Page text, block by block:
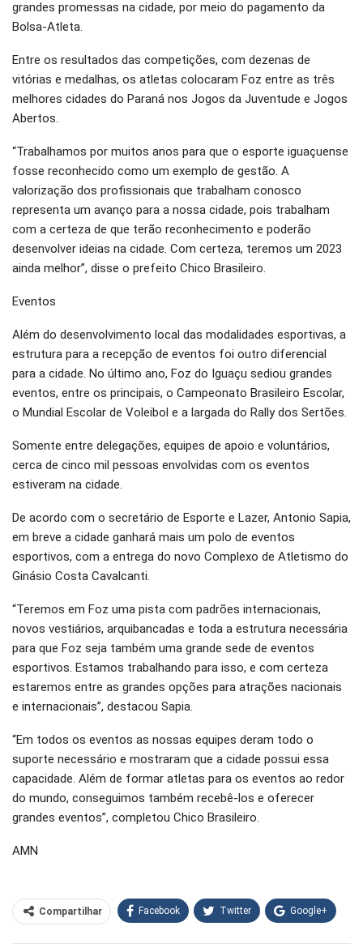
grandes promessas na cidade, por meio do pagamento da
Bolsa-Atleta.
Entre os resultados das competições, com dezenas de
vitórias e medalhas, os atletas colocaram Foz entre as três
melhores cidades do Paraná nos Jogos da Juventude e Jogos
Abertos.
“Trabalhamos por muitos anos para que o esporte iguaçuense
fosse reconhecido como um exemplo de gestão. A
valorização dos profissionais que trabalham conosco
representa um avanço para a nossa cidade, pois trabalham
com a certeza de que terão reconhecimento e poderão
desenvolver ideias na cidade. Com certeza, teremos um 2023
ainda melhor”, disse o prefeito Chico Brasileiro.
Eventos
Além do desenvolvimento local das modalidades esportivas, a
estrutura para a recepção de eventos foi outro diferencial
para a cidade. No último ano, Foz do Iguaçu sediou grandes
eventos, entre os principais, o Campeonato Brasileiro Escolar,
o Mundial Escolar de Voleibol e a largada do Rally dos Sertões.
Somente entre delegações, equipes de apoio e voluntários,
cerca de cinco mil pessoas envolvidas com os eventos
estiveram na cidade.
De acordo com o secretário de Esporte e Lazer, Antonio Sapia,
em breve a cidade ganhará mais um polo de eventos
esportivos, com a entrega do novo Complexo de Atletismo do
Ginásio Costa Cavalcanti.
“Teremos em Foz uma pista com padrões internacionais,
novos vestiários, arquibancadas e toda a estrutura necessária
para que Foz seja também uma grande sede de eventos
esportivos. Estamos trabalhando para isso, e com certeza
estaremos entre as grandes opções para atrações nacionais
e internacionais”, destacou Sapia.
“Em todos os eventos as nossas equipes deram todo o
suporte necessário e mostraram que a cidade possui essa
capacidade. Além de formar atletas para os eventos ao redor
do mundo, conseguimos também recebê-los e oferecer
grandes eventos”, completou Chico Brasileiro.
AMN
Compartilhar Facebook Twitter Google+